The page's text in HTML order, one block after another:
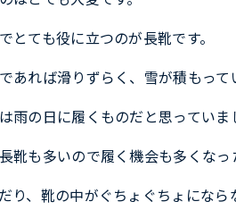
とても役に立つのが長靴です。
あれば滑りずらく、雪が積もっ
雨の日に履くものだと思ってい
靴も多いので履く機会も多くな
り、靴の中がぐちょぐちょにな